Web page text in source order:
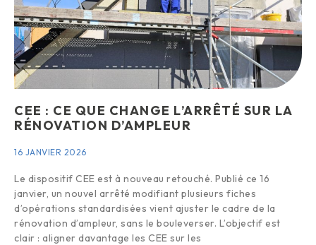
CEE : CE QUE CHANGE L’ARRÊTÉ SUR LA
RÉNOVATION D’AMPLEUR
16 JANVIER 2026
Le dispositif CEE est à nouveau retouché. Publié ce 16
janvier, un nouvel arrêté modifiant plusieurs fiches
d’opérations standardisées vient ajuster le cadre de la
rénovation d’ampleur, sans le bouleverser. L’objectif est
clair : aligner davantage les CEE sur les